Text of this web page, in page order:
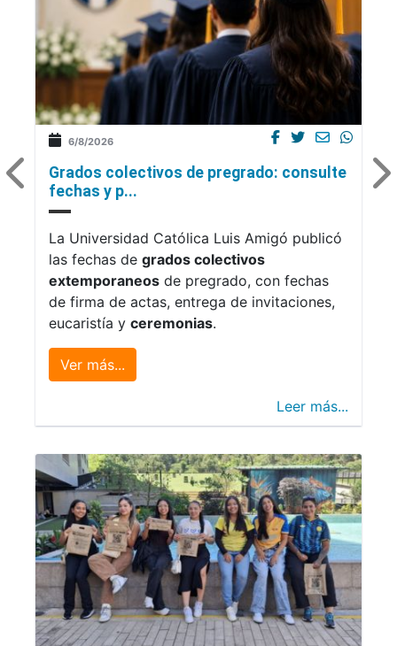
6/8/2026
Grados colectivos de pregrado: consulte
fechas y p...
La Universidad Católica Luis Amigó publicó
las fechas de grados colectivos
extemporaneos de pregrado, con fechas
de firma de actas, entrega de invitaciones,
eucaristía y ceremonias.
Ver más...
Leer más...